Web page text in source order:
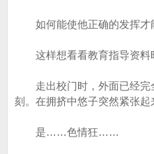
如何能使他正确的发挥
这样想看看教育指导资料
走出校门时，外面已经完
刻。在拥挤中悠子突然紧张起
是……色情狂……